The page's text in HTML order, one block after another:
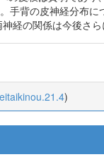
背の皮神経分布
経の関係は今後さ
)